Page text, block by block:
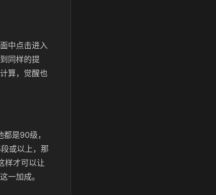
中点击进入
同样的提
算，觉醒也
是90级，
或以上，那
样才可以让
一加成。